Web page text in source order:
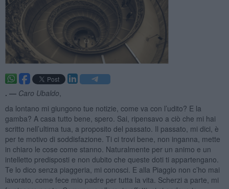
. — Caro Ubaldo
da lontano mi giungono tue notizie, come va con l’udito? E la
gamba? A casa tutto bene, spero. Sai, ripensavo a ciò che mi hai
scritto nell’ultima tua, a proposito del passato. Il passato, mi dici, è
per te motivo di soddisfazione. Ti ci trovi bene, non inganna, mette
in chiaro le cose come stanno. Naturalmente per un animo e un
intelletto predisposti e non dubito che queste doti ti appartengano.
Te lo dico senza piaggeria, mi conosci. E alla Piaggio non c’ho mai
lavorato, come fece mio padre per tutta la vita. Scherzi a parte, mi